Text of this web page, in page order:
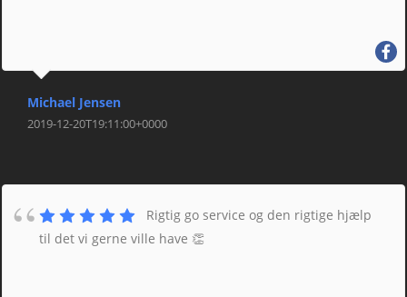
Michael Jensen
2019-12-20T19:11:00+0000
Rigtig go service og den rigtige hjælp
til det vi gerne ville have 👏